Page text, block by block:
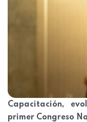
Capacitación,
primer Congreso